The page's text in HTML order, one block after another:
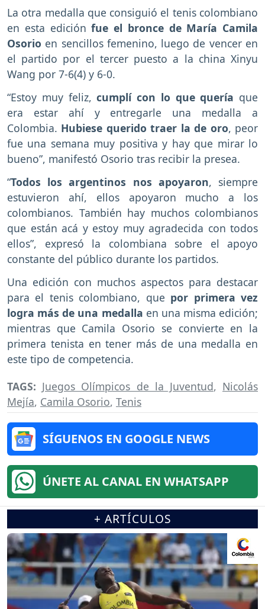
La otra medalla que consiguió el tenis colombiano
en esta ediciónfue el bronce de María Camila
Osorio en sencillos femenino, luego de vencer en
el partido por el tercer puesto a la china Xinyu
Wang por 7-6(4) y 6-0.
“Estoy muy feliz,cumplí con lo que quería que
era estar ahí y entregarle una medalla a
Colombia. Hubiese querido traer la de oro, peor
fue una semana muy positiva y hay que mirar lo
bueno”, manifestó Osorio tras recibir la presea.
“Todos los argentinos nos apoyaron, siempre
estuvieron ahí, ellos apoyaron mucho a los
colombianos. También hay muchos colombianos
que están acá y estoy muy agradecida con todos
ellos”, expresó la colombiana sobre el apoyo
constante del público durante los partidos.
Una edición con muchos aspectos para destacar
para el tenis colombiano, que por primera vez
logra más de una medalla en una misma edición;
mientras que Camila Osorio se convierte en la
primera tenista en tener más de una medalla en
este tipo de competencia.
TAGS: Juegos Olímpicos de la Juventud, Nicolás
Mejía, Camila Osorio, Tenis
SÍGUENOS EN GOOGLE NEWS
ÚNETE AL CANAL EN WHATSAPP
+ ARTÍCULOS